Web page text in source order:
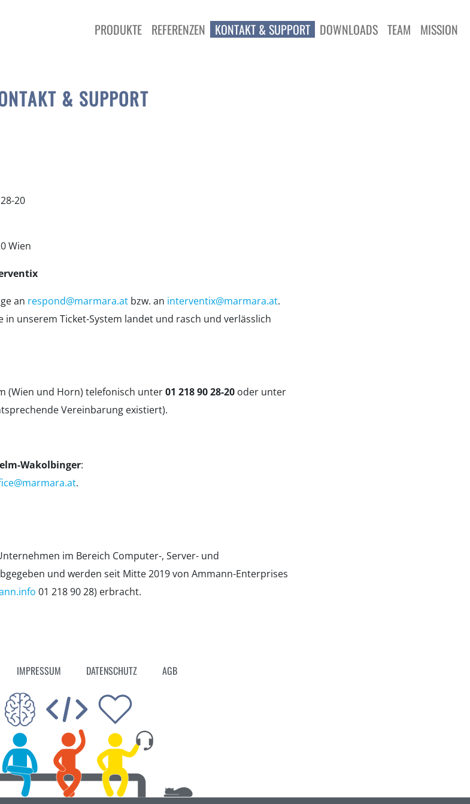
PRODUKTE REFERENZEN KONTAKT & SUPPORT DOWNLOADS TEAM MISSION
& SUPPORT
20
Wien
an respond@marmara.atbzw. an interventix@marmara.at.
in unserem Ticket-System landet und rasch und verlässlich
(Wien und Horn) telefonisch unter01 218 90 28-20oder unter
Vereinbarung existiert).
Wakolbinger:
.
im Bereich Computer-, Server- und
und werden seit Mitte 2019 von Ammann-Enterprises
01 218 90 28) erbracht.
IMPRESSUM DATENSCHUTZ AGB